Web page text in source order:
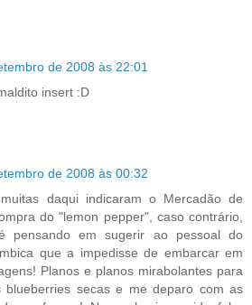
de 2008 às 22:01
insert :D
de 2008 às 00:32
daqui indicaram o Mercadão de
do "lemon pepper", caso contrário,
pensando em sugerir ao pessoal do
que a impedisse de embarcar em
Planos e planos mirabolantes para
blueberries secas e me deparo com as